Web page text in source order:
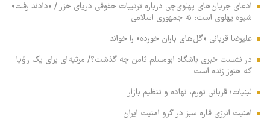
ادعای جریان‌های پهلوی‌چی درباره ترتیبات حقوقی دریای خزر / «دادند رفت»
شیوه پهلوی است؛ نه جمهوری اسلامی
علیرضا قربانی «گل‌های باران خورده» را خواند
در نشست خبری باشگاه ابومسلم ثامن چه گذشت؟/ مرثیه‌ای برای یک رؤیا
که هنوز زنده است
لبنیات؛ قربانی تورم، نهاده و تنظیم بازار
امنیت انرژی قاره سبز در گرو امنیت ایران